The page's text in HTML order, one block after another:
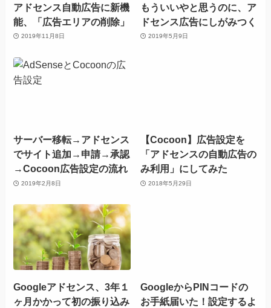
アドセンス自動広告に新機
能、「広告エリアの削除」
2019年11月8日
もういいやと思うのに、ア
ドセンス広告にしがみつく
2019年5月9日
サーバー移転→アドセンス
でサイト追加→申請→承認
→Cocoon広告設定の流れ
2019年2月8日
【Cocoon】広告設定を
「アドセンスの自動広告の
み利用」にしてみた
2018年5月29日
Googleアドセンス、3年１
ヶ月かかって初の振り込み
GoogleからPINコードの
お手紙届いた！設定するよ